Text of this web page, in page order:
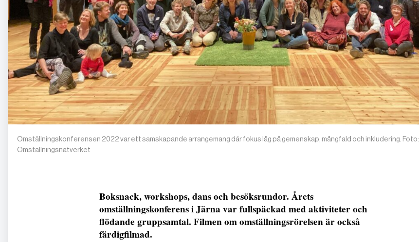
Omställningskonferensen 2022 var ett samskapande arrangemang där fokus låg på gemenskap, mångfald och inkludering. Foto:
Omställningsnätverket
Boksnack, workshops, dans och besöksrundor. Årets
omställningskonferens i Järna var fullspäckad med aktiviteter och
flödande gruppsamtal. Filmen om omställningsrörelsen är också
färdigfilmad.